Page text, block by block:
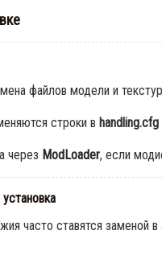
файлов модели и
строки в handling.cfg
через ModLoader, если
часто ставятся заменой